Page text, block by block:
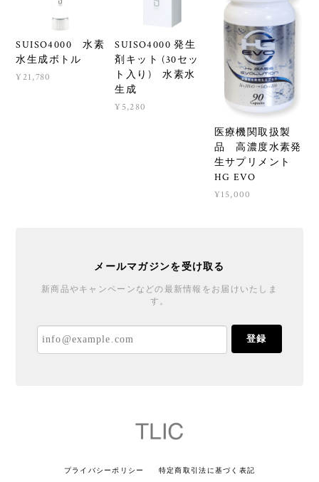
SUISO4000 水素
水生成ボトル
¥21,780
SUISO4000 発生
剤キット (30セッ
ト入り) 水素水
生成
¥5,280
医療機関取扱製
品 高濃度水素発
生サプリメント
HG EVO
¥15,000
メールマガジンを受け取る
新商品やキャンペーンなどの最新情報をお届けいたしま
す。
登録
プライバシーポリシー 特定商取引法に基づく表記